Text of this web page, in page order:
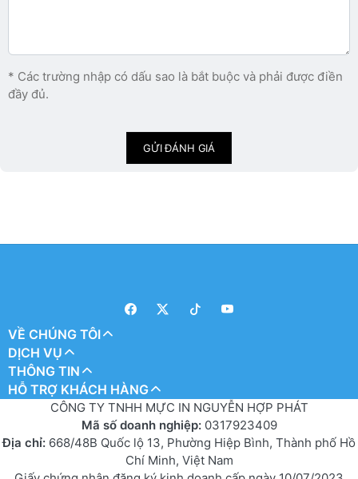
* Các trường nhập có dấu sao là bắt buộc và phải được điền
đầy đủ.
GỬI ĐÁNH GIÁ
VỀ CHÚNG TÔI
DỊCH VỤ
THÔNG TIN
HỖ TRỢ KHÁCH HÀNG
CÔNG TY TNHH MỰC IN NGUYỄN HỢP PHÁT
Mã số doanh nghiệp: 0317923409
Địa chỉ: 668/48B Quốc lộ 13, Phường Hiệp Bình, Thành phố Hồ
Chí Minh, Việt Nam